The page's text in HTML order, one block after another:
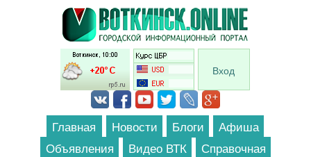
Перейти к основному содержанию
Вход
Главная Новости Блоги
Афиша
Объявления
Видео ВТК Справочная